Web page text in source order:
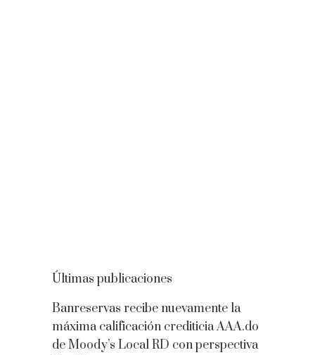
Últimas publicaciones
Banreservas recibe nuevamente la
máxima calificación crediticia AAA.do
de Moody’s Local RD con perspectiva